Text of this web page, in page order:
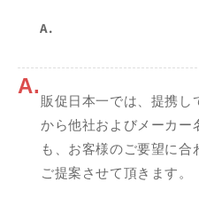
A.
A.
販促日本一では、提携し
から他社およびメーカー
も、お客様のご要望に
ご提案させて頂きます。